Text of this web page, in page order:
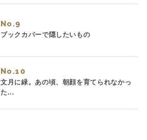
No.
ブックカバーで隠したいもの
No.
文月に緑。あの頃、朝顔を育てられなかっ
た...